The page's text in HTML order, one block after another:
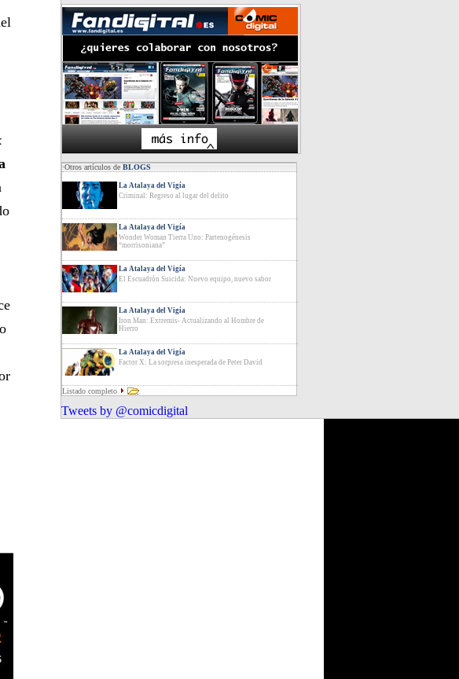
·Otros artículos deBLOGS
La Atalaya del Vigía
Criminal: Regreso al lugar del delito
La Atalaya del Vigía
Wonder Woman Tierra Uno: Partenogénesis
“morrisoniana”
La Atalaya del Vigía
El Escuadrón Suicida: Nuevo equipo, nuevo sabor
La Atalaya del Vigía
Iron Man: Extremis- Actualizando al Hombre de
Hierro
La Atalaya del Vigía
Factor X: La sorpresa inesperada de Peter David
Listado completo
Tweets by @comicdigital